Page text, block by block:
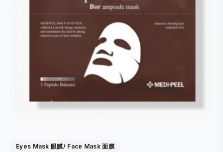
Eyes Mask 眼膜/ Face Mask 面膜